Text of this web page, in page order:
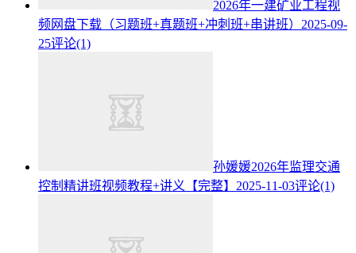
2026年一建矿业工程视
频网盘下载（习题班+真题班+冲刺班+串讲班） 2025-09-
25评论(1)
孙媛媛2026年监理交通
控制精讲班视频教程+讲义【完整】 2025-11-03评论(1)